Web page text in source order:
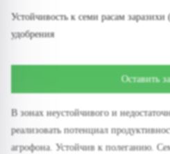
Устойчивость к семи расам
удобрения
Оставить
В зонах неустойчивого и
реализовать потенциал
агрофона. Устойчив к полеганию.